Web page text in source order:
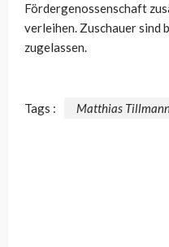
Fördergenossenschaft
verleihen. Zuschauer sind
zugelassen.
Tags : Matthias